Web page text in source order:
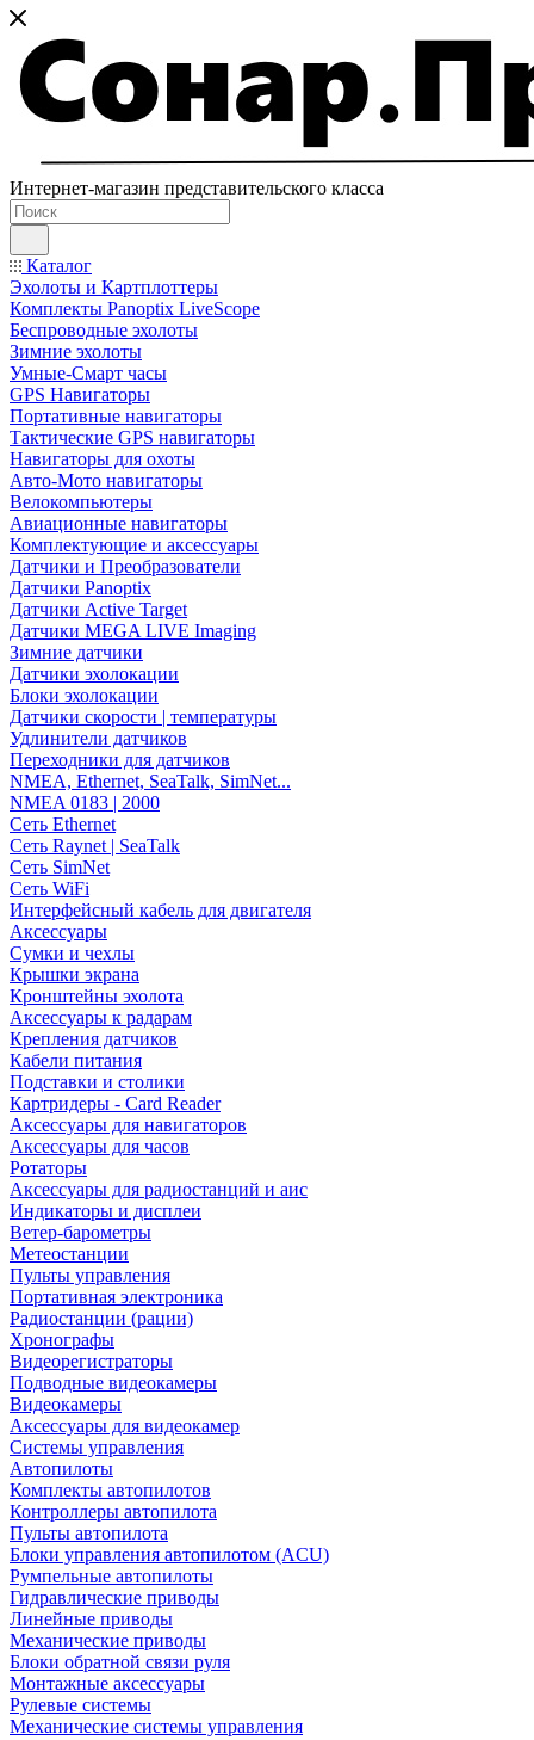
Интернет-магазин представительского класса
Каталог
Эхолоты и Картплоттеры
Комплекты Panoptix LiveScope
Беспроводные эхолоты
Зимние эхолоты
Умные-Смарт часы
GPS Навигаторы
Портативные навигаторы
Тактические GPS навигаторы
Навигаторы для охоты
Авто-Мото навигаторы
Велокомпьютеры
Авиационные навигаторы
Комплектующие и аксессуары
Датчики и Преобразователи
Датчики Panoptix
Датчики Active Target
Датчики MEGA LIVE Imaging
Зимние датчики
Датчики эхолокации
Блоки эхолокации
Датчики скорости | температуры
Удлинители датчиков
Переходники для датчиков
NMEA, Ethernet, SeaTalk, SimNet...
NMEA 0183 | 2000
Сеть Ethernet
Сеть Raynet | SeaTalk
Сеть SimNet
Сеть WiFi
Интерфейсный кабель для двигателя
Аксессуары
Сумки и чехлы
Крышки экрана
Кронштейны эхолота
Аксессуары к радарам
Крепления датчиков
Кабели питания
Подставки и столики
Картридеры - Card Reader
Аксессуары для навигаторов
Аксессуары для часов
Ротаторы
Аксессуары для радиостанций и аис
Индикаторы и дисплеи
Ветер-барометры
Метеостанции
Пульты управления
Портативная электроника
Радиостанции (рации)
Хронографы
Видеорегистраторы
Подводные видеокамеры
Видеокамеры
Аксессуары для видеокамер
Системы управления
Автопилоты
Комплекты автопилотов
Контроллеры автопилота
Пульты автопилота
Блоки управления автопилотом (ACU)
Румпельные автопилоты
Гидравлические приводы
Линейные приводы
Механические приводы
Блоки обратной связи руля
Монтажные аксессуары
Рулевые системы
Механические системы управления